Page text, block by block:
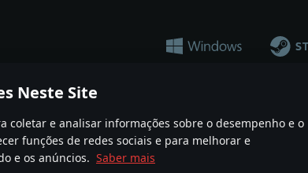
Neste Site
coletar e analisar informações sobre o desempenho e o
funções de redes sociais e para melhorar e
e os anúncios. Saber mais
sistema de armas ou veículo neste jogo não significa
Games Kft. All trademarks, logos and brand names are the
Termos de Serviço